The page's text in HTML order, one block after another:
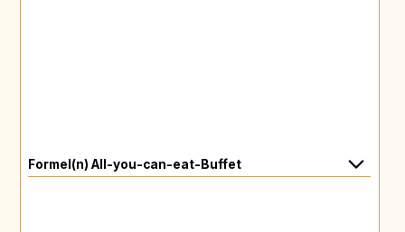
Formel(n) All-you-can-eat-Buffet